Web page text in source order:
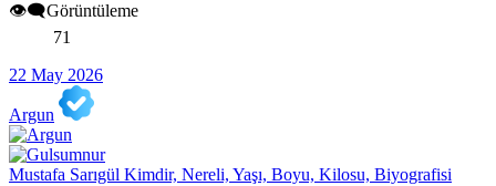
👁️‍🗨️Görüntüleme
71
22 May 2026
Argun
Mustafa Sarıgül Kimdir, Nereli, Yaşı, Boyu, Kilosu, Biyografisi